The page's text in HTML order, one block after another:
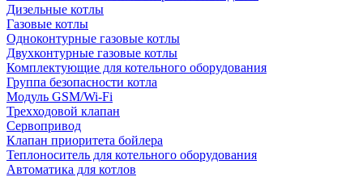
Дизельные котлы
Газовые котлы
Одноконтурные газовые котлы
Двухконтурные газовые котлы
Комплектующие для котельного оборудования
Группа безопасности котла
Модуль GSM/Wi-Fi
Трехходовой клапан
Сервопривод
Клапан приоритета бойлера
Теплоноситель для котельного оборудования
Автоматика для котлов